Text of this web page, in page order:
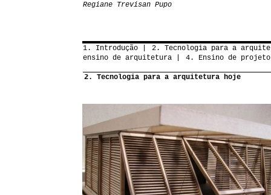
Regiane Trevisan Pupo
1. Introdução
2. Tecnologia para a
ensino de arquitetura
4. Ensino de projeto
2. Tecnologia para a arquitetura hoje